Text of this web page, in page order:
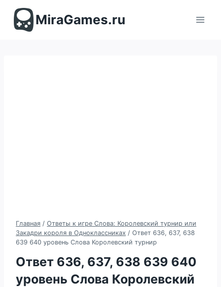
содержимомуMiraGames.ru
Главная / Ответы к игре Слова: Королевский турнир или
Закадри короля в Одноклассниках / Ответ 636, 637, 638
639 640 уровень Слова Королевский турнир
Ответ 636, 637, 638 639 640
уровень Слова Королевский